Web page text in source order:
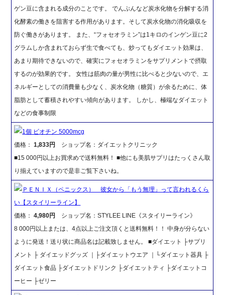
ゲン豆に含まれる成分のことです。 でんぷんなど炭水化物を分解する消
化酵素の働きを阻害する作用があります。そして炭水化物の消化吸収を
防ぐ働きがあります。 また、“フォセオラミン”は1キロのインゲン豆に2
グラムしか含まれておらず生で食べても、炒ってもダイエット効果は、
あまり期待できないので、確実にフォセオラミンをサプリメントで摂取
するのが効果的です。 女性は筋肉の量が男性に比べると少ないので、エ
ネルギーとしての消費量も少なく、炭水化物（糖質）が余るために、体
脂肪として蓄積されやすい傾向があります。 しかし、極端なダイエット
などの食事制限
1個 ビオチン 5000mcg
価格：1,833円
ショップ名：ダイエットクリニック
■15 000円以上お買求めで送料無料！ ■他にも美肌サプリはたっくさん取
り揃えていますので是非ご覧下さいね。
ＰＥＮＩＸ（ペニックス） 彼女から「もう無理」って言われるくら
い【スタイリーライン】
価格：4,980円
ショップ名：STYLEE LINE《スタイリーライン》
8 000円以上または、4点以上ご注文頂くと送料無料！！ 中身が分らない
ように発送！送り状に商品名は記載致しません。 ■ダイエット ├サプリ
メント ├ ダイエッドグッズ ｜├ダイエットウエア ｜└ダイエット器具 ├
ダイエット食品 ├ダイエットドリンク ├ダイエットティ ├ダイエットコ
ーヒー ├ゼリー